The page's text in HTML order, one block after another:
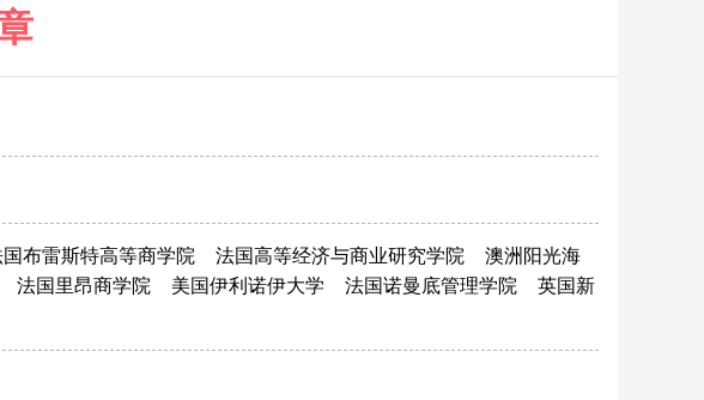
国布雷斯特高等商学院 法国高等经济与商业研究学院
澳洲阳光海
法国里昂商学院 美国伊利诺伊大学 法国诺曼底管理学院
英国新